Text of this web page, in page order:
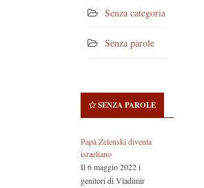
Senza categoria
Senza parole
SENZA PAROLE
Papà Zelenski diventa
israeliano
Il 6 maggio 2022 i
genitori di Vladimir